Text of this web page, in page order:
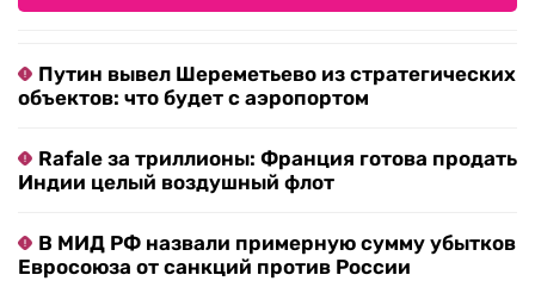
Путин вывел Шереметьево из стратегических
объектов: что будет с аэропортом
Rafale за триллионы: Франция готова продать
Индии целый воздушный флот
В МИД РФ назвали примерную сумму убытков
Евросоюза от санкций против России